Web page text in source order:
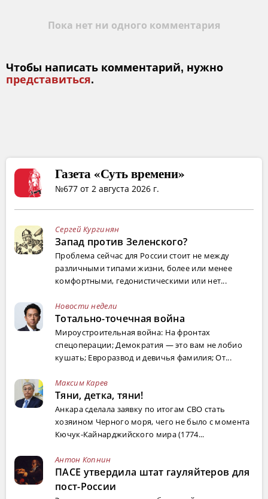
Пока нет ни одного комментария
Чтобы написать комментарий, нужно
представиться.
Газета «Суть времени»
№677 от 2 августа 2026 г.
Сергей Кургинян
Запад против Зеленского?
Проблема сейчас для России стоит не между
различными типами жизни, более или менее
комфортными, гедонистическими или нет...
Новости недели
Тотально-точечная война
Мироустроительная война: На фронтах
спецоперации; Демократия — это вам не лобио
кушать; Евроразвод и девичья фамилия; От...
Максим Карев
Тяни, детка, тяни!
Анкара сделала заявку по итогам СВО стать
хозяином Черного моря, чего не было с момента
Кючук-Кайнарджийского мира (1774...
Антон Копнин
ПАСЕ утвердила штат гауляйтеров для
пост-России